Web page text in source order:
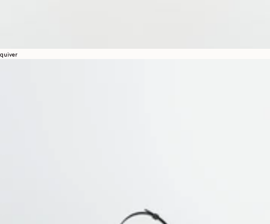
quiver